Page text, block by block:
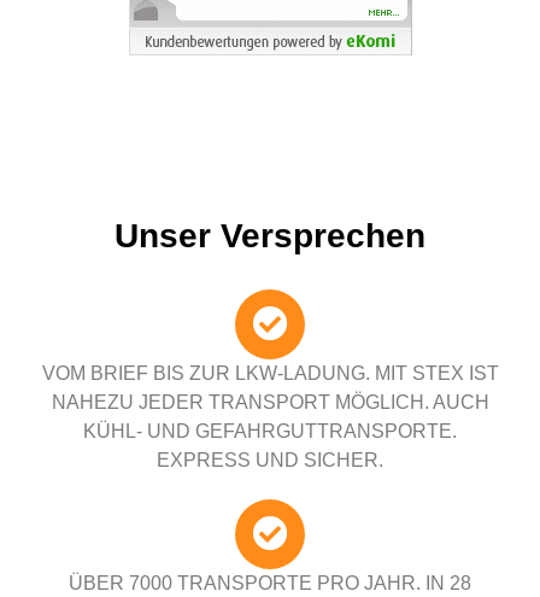
Unser Versprechen
VOM BRIEF BIS ZUR LKW-LADUNG. MIT STEX IST
NAHEZU JEDER TRANSPORT MÖGLICH. AUCH
KÜHL- UND GEFAHRGUTTRANSPORTE.
EXPRESS UND SICHER.
ÜBER 7000 TRANSPORTE PRO JAHR. IN 28